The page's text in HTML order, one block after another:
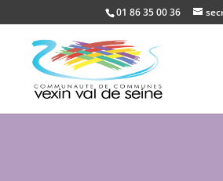
01 86 35 00 36